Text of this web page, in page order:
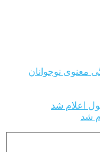
معنوی نوجوانان
اعلام شد
شد